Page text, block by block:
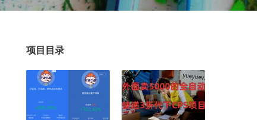
项目目录